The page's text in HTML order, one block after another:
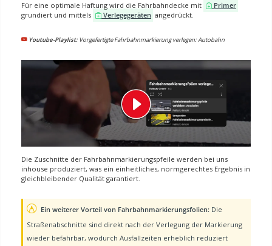
Für eine optimale Haftung wird die Fahrbahndecke mit
Primer
grundiert und mittels
Verlegegeräten angedrückt.
Youtube-Playlist:Vorgefertigte Fahrbahnmarkierung verlegen: Autobahn
Die Zuschnitte der Fahrbahnmarkierungspfeile werden bei uns
inhouse produziert, was ein einheitliches, normgerechtes Ergebnis in
gleichbleibender Qualität garantiert.
Ein weiterer Vorteil von Fahrbahnmarkierungsfolien:Die
Straßenabschnitte sind direkt nach der Verlegung der Markierung
wieder befahrbar, wodurch Ausfallzeiten erheblich reduziert